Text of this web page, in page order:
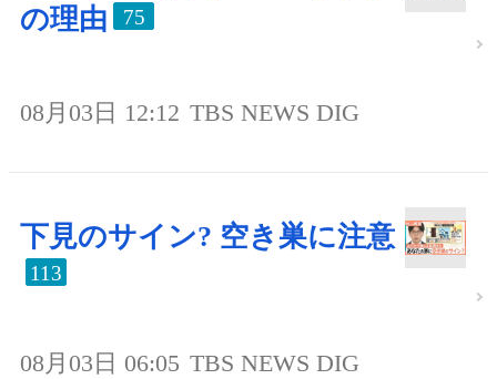
の理由
75
08月03日 12:12 TBS NEWS DIG
下見のサイン? 空き巣に注意
113
08月03日 06:05 TBS NEWS DIG